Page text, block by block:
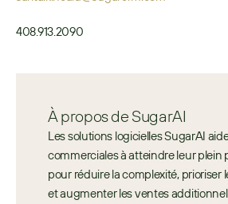
408.913.2090
À propos de SugarAI
Les solutions logicielles SugarAI
commerciales à atteindre leur plein
pour réduire la complexité, prioriser
et augmenter les ventes